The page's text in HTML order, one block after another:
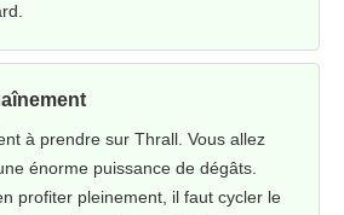
à prendre sur Thrall. Vous allez
énorme puissance de dégâts.
profiter pleinement, il faut cycler le